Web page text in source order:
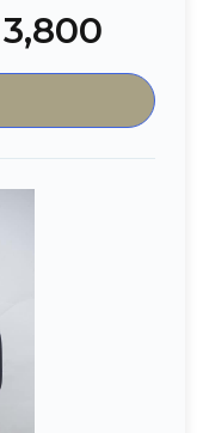
3,800